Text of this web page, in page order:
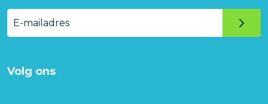
E-
mailadres
Volg ons